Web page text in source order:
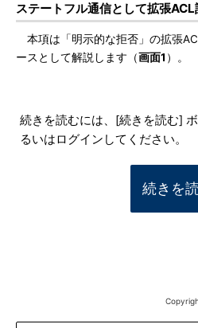
ステートフル通信として拡張
本項は「明示的な拒否」の拡張
ースとして解説します（画面1 ）。
続きを読むには、[続きを読む]
るいはログインしてください。
続きを